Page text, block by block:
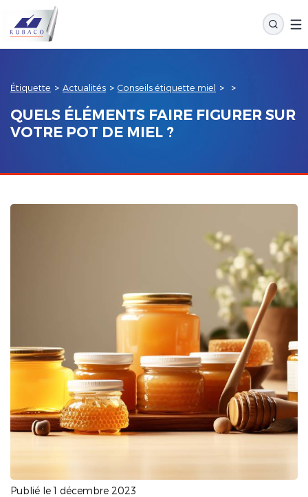
Étiquette > Actualités > Conseils étiquette miel > >
QUELS ÉLÉMENTS FAIRE FIGURER SUR
VOTRE POT DE MIEL ?
Publié le 1 décembre 2023